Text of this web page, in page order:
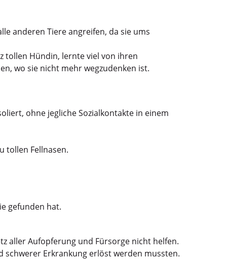
anderen Tiere angreifen, da sie ums
tollen Hündin, lernte viel von ihren
wo sie nicht mehr wegzudenken ist.
ohne jegliche Sozialkontakte in einem
tollen Fellnasen.
gefunden hat.
aller Aufopferung und Fürsorge nicht helfen.
schwerer Erkrankung erlöst werden mussten.